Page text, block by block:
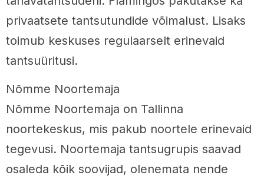
privaatsete tantsutundide võimalust. Lisaks
toimub keskuses regulaarselt erinevaid
tantsuüritusi.
Nõmme Noortemaja
Nõmme Noortemaja on Tallinna
noortekeskus, mis pakub noortele erinevaid
tegevusi. Noortemaja tantsugrupis saavad
osaleda kõik soovijad, olenemata nende